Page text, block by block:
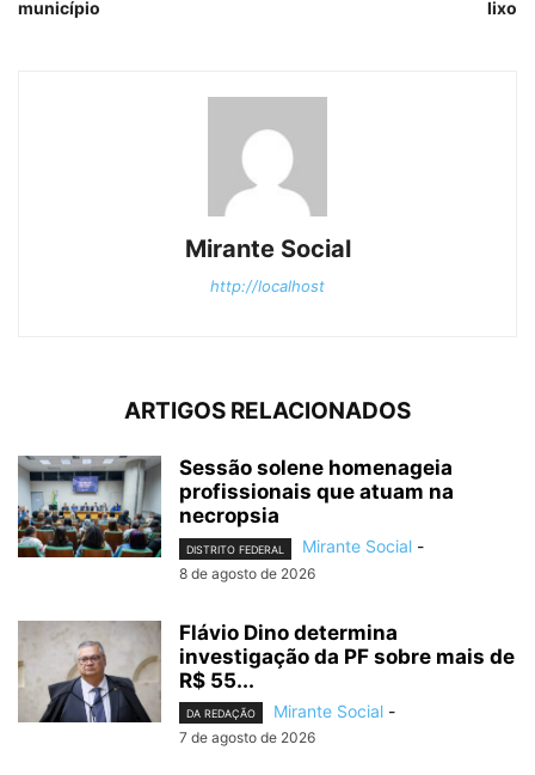
município
lixo
Mirante Social
http://localhost
ARTIGOS RELACIONADOS
Sessão solene homenageia
profissionais que atuam na
necropsia
DISTRITO FEDERAL Mirante Social -
8 de agosto de 2026
Flávio Dino determina
investigação da PF sobre mais de
R$ 55...
DA REDAÇÃO Mirante Social -
7 de agosto de 2026